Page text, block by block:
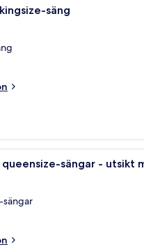
säng
sängar - utsikt
sängar